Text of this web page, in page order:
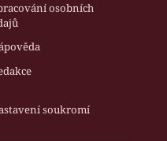
osobních
soukromí